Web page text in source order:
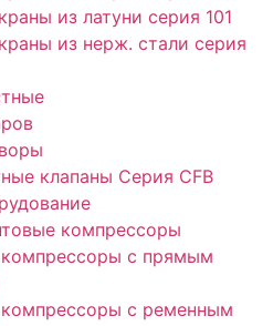
из латуни серия 101
из нерж. стали серия
клапаны Серия CFB
компрессоры
с прямым
с ременным